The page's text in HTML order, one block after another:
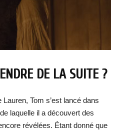
DE LA SUITE ?
Tom s’est lancé dans
laquelle il a découvert des
révélées. Étant donné que